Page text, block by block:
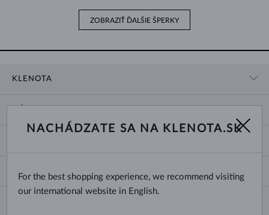
ZOBRAZIŤ ĎALŠIE ŠPERKY
KLENOTA
O NÁS
DODANIE A PLATBA ZA TOVAR
VÝBER SVADOBNÝCH OBRÚČOK
CERTIFIKÁTY PRAVOSTI
TYPY A DĹŽKY RETIAZOK
DĹŽKY NÁRAMKOV
Slovensko
NACHÁDZATE SA NA KLENOTA.SK
For the best shopping experience, we recommend visiting
our international website in English.